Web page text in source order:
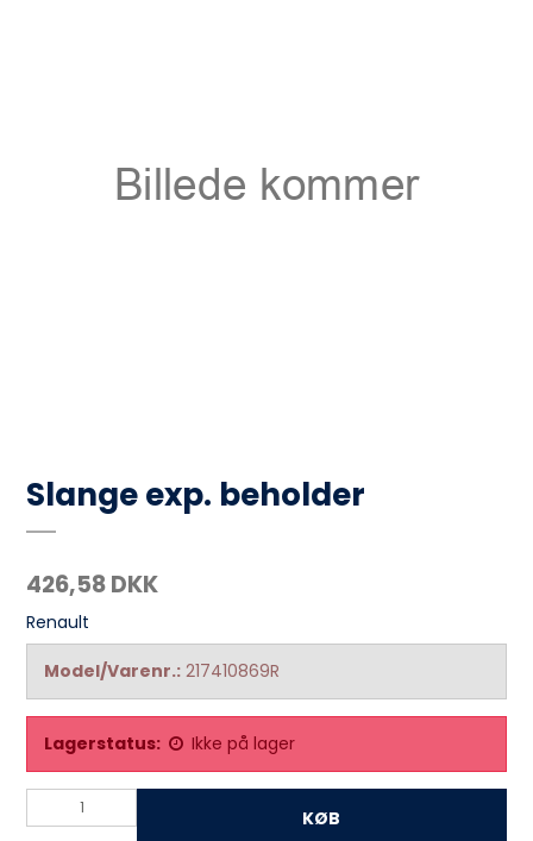
Slange exp. beholder
426,58 DKK
Renault
Model/Varenr.: 217410869R
Lagerstatus: Ikke på lager
KØB